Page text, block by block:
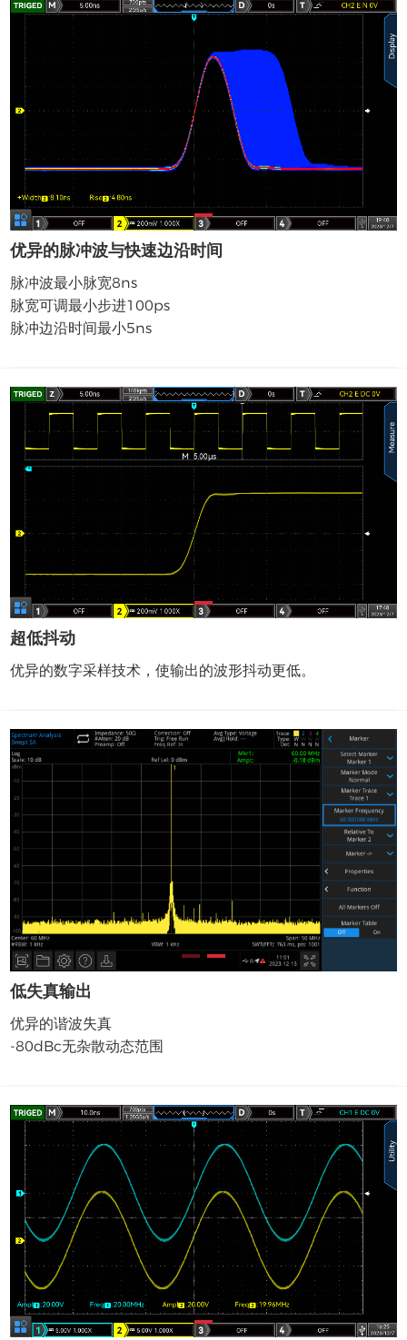
优异的脉冲波与快速边沿时间
脉冲波最小脉宽8ns
脉宽可调最小步进100ps
脉冲边沿时间最小5ns
超低抖动
优异的数字采样技术，使输出的波形抖动更低。
低失真输出
优异的谐波失真
-80dBc无杂散动态范围